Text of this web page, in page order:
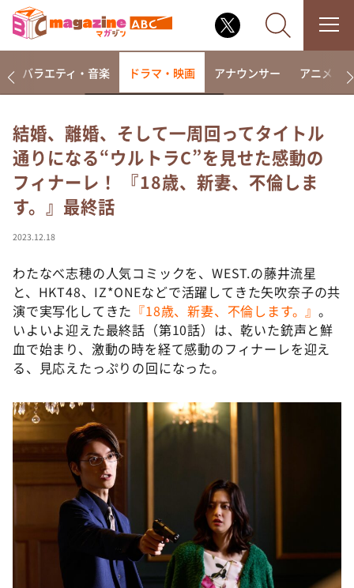
なるみ・岡村の過ぎるTV
相席食堂
これ余談なんですけど・・・
～人生密着トークバラエティ！～ やすとものいたっ
て真剣です
探偵！ナイトスクープ
news おかえり
河合＆A.B.C-Z塚田×福井アナ「なんでやねん！？」
（news おかえり）
DAIGOも台所 ～きょうの献立 何にする？～
朝だ！生です旅サラダ
教えて！ニュースライブ 正義のミカタ
ＬＩＦＥ～夢のカタチ～
新婚さんいらっしゃい！
ポツンと一軒家
ザキ山小屋本館
ぺこぱのまるスポ
バラエティ・音楽 ドラマ・映画 アナウンサー アニメ・
結婚、離婚、そして一周回ってタイトル
通りになる“ウルトラC”を見せた感動の
フィナーレ！ 『18歳、新妻、不倫しま
す。』最終話
2023.12.18
わたなべ志穂の人気コミックを、WEST.の藤井流星
と、HKT48、IZ*ONEなどで活躍してきた矢吹奈子の共
演で実写化してきた 『18歳、新妻、不倫します。』。
いよいよ迎えた最終話（第10話）は、乾いた銃声と鮮
血で始まり、激動の時を経て感動のフィナーレを迎え
る、見応えたっぷりの回になった。